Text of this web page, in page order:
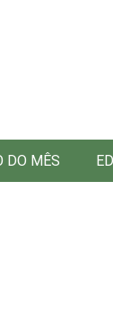
DO MÊS